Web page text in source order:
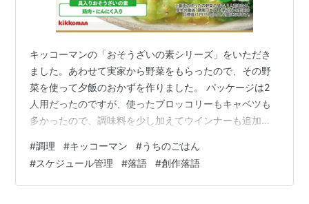
キッコーマンの「おそうざいの素シリーズ」をいただき
ました。あわせて実家から野菜をもらったので、その野
菜を使って夕飯のおかずを作りました。 パッケージは2
人用だったのですが、使ったブロッコリーもキャベツも
多かったので、調味料を少し加えてウインナーも追加。
いしく作れたかと思います。 残ったものは明日の朝のお
かずに。にんにく入ってますが、日曜だからちょっとく
らい良いでしょ(笑) うちのごはん おそうざいの素 10種
#調理 #キッコーマン #うちのごはん
#スケジュール管理 #落語 #創作落語